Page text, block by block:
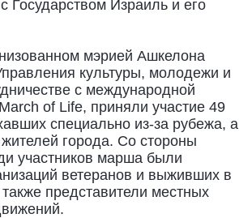
Государством Израиль и его
мэрией Ашкелона
культуры, молодежи и
с международной
of Life, приняли участие 49
специально из-за рубежа, а
города. Со стороны
участников марша были
ветеранов и выживших в
представители местных